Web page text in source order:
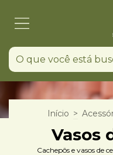
Início >
Vasos
Cachepôs e vasos de